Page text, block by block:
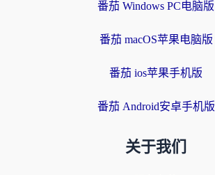
番茄 Windows PC电脑版
番茄 macOS苹果电脑版
番茄 ios苹果手机版
番茄 Android安卓手机版
关于我们